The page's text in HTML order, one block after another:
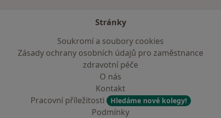
Stránky
Soukromí a soubory cookies
Zásady ochrany osobních údajů pro zaměstnance
zdravotní péče
O nás
Kontakt
Pracovní příležitosti
Hledáme nové kolegy!
Podmínky